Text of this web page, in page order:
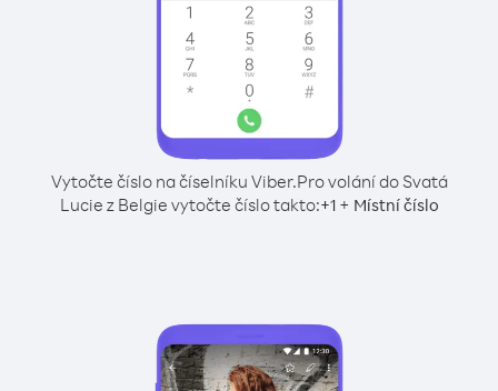
Vytočte číslo na číselníku Viber.Pro volání do Svatá
Lucie z Belgie vytočte číslo takto:+1+ Místní číslo